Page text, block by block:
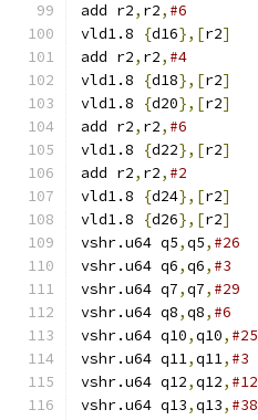
add r2, r2, #6
vld1.8
{d16},[r2]
add r2, r2, #4
vld1.8
{d18},[r2]
vld1.8
{d20},[r2]
add r2, r2, #6
vld1.8
{d22},[r2]
add r2, r2, #2
vld1.8
{d24},[r2]
vld1.8
{d26},[r2]
vshr.u64 q5,q5, #26
vshr.u64 q6,q6, #3
vshr.u64 q7,q7, #29
vshr.u64 q8,q8, #6
vshr.u64 q10,q10, #25
vshr.u64 q11,q11, #3
vshr.u64 q12,q12, #12
vshr.u64 q13,q13, #38